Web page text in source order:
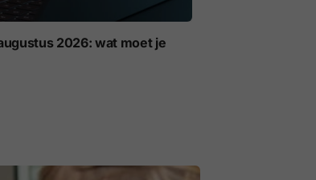
2026: wat moet je